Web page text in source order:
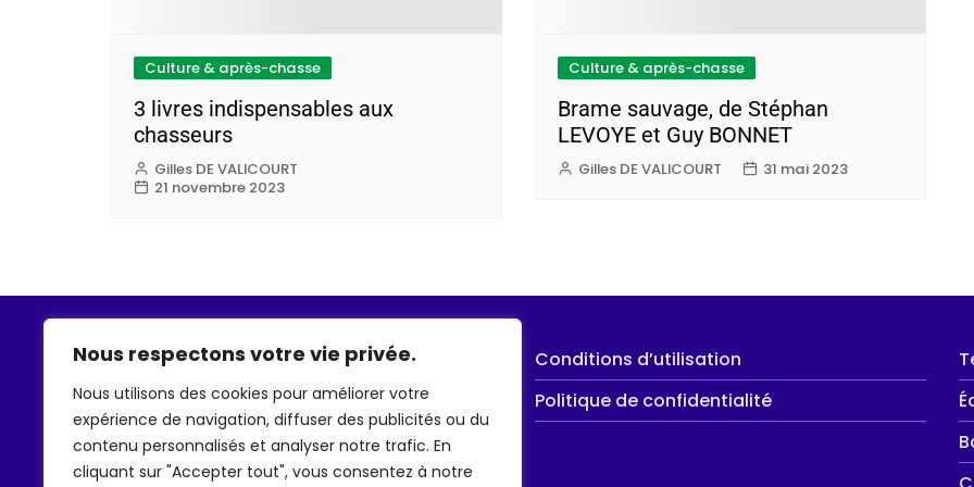
Nous respectons votre vie privée.
Nous utilisons des cookies pour améliorer votre
expérience de navigation, diffuser des publicités ou du
contenu personnalisés et analyser notre trafic. En
cliquant sur "Accepter tout", vous consentez à notre
Culture & après-chasse
3 livres indispensables aux
chasseurs
Gilles DE VALICOURT
21 novembre 2023
Culture & après-chasse
Brame sauvage, de Stéphan
LEVOYE et Guy BONNET
Gilles DE VALICOURT 31 mai 2023
À propos
Conditions d’utilisation
Politique de confidentialité